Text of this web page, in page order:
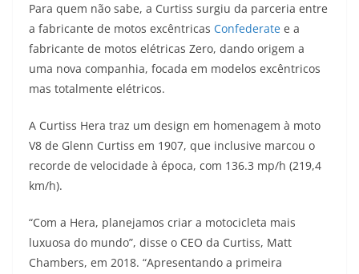
p
p
r
a
m
o
k
e
r
i
n
Para quem não sabe, a Curtiss surgiu da parceria entre
a fabricante de motos excêntricas Confederate e a
fabricante de motos elétricas Zero, dando origem a
uma nova companhia, focada em modelos excêntricos
mas totalmente elétricos.
A Curtiss Hera traz um design em homenagem à moto
V8 de Glenn Curtiss em 1907, que inclusive marcou o
recorde de velocidade à época, com 136.3 mp/h (219,4
km/h).
“Com a Hera, planejamos criar a motocicleta mais
luxuosa do mundo”, disse o CEO da Curtiss, Matt
Chambers, em 2018. “Apresentando a primeira